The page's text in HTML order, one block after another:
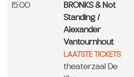
15:00
BRONKS & Not
Standing /
Alexander
Vantournhout
LAATSTE TICKETS
theaterzaal De